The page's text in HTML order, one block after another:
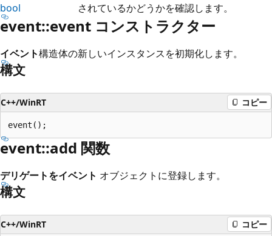
bool
されているかどうかを確認します。
event::event コンストラクター
イベント構造体の新しいインスタンスを初期化します。
構文
C++/WinRT コピー
event::add 関数
デリゲートをイベント オブジェクトに登録します。
構文
C++/WinRT コピー